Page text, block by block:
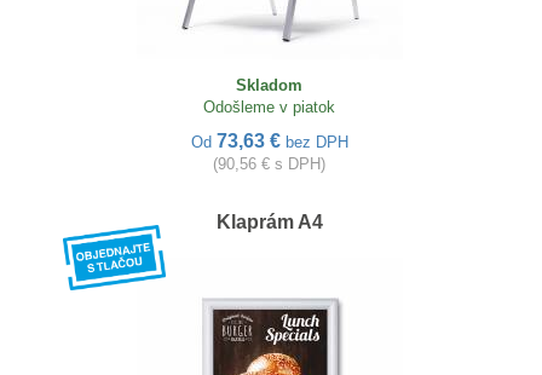
Skladom
Odošleme v piatok
Od 73,63 € bez DPH
(90,56 € s DPH)
Klaprám A4